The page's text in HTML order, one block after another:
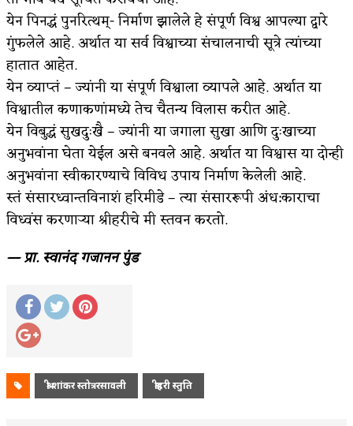
येन पिनद्धं पुनरित्थम्- निर्माण झालेले हे संपूर्ण विश्व आपल्या द्वारे
गुंफलेले आहे. अर्थात या सर्व विश्वाच्या संचालनाची सूत्रे त्यांच्या
हातात आहेत.
येन व्याप्तं – ज्यांनी या संपूर्ण विश्वाला व्यापले आहे. अर्थात या
विश्वातील कणाकणांमध्ये तेच चैतन्य विलास करीत आहे.
येन विबुद्धं सुखदुःखै – ज्यांनी या जगाला सुखा आणि दुःखाच्या
अनुभवांना घेता येईल असे बनवले आहे. अर्थात या विश्वास या दोन्ही
अनुभवांना स्वीकारण्याचे विविध उपाय निर्माण केलेली आहे.
स्तं संसारध्वान्तविनाशं हरिमीडे – त्या संसाररूपी अंध:काराचा
विध्वंस करणाऱ्या श्रीहरीचे मी स्तवन करतो.
— प्रा. स्वानंद गजानन पुंड
श्री शांकर स्तोत्ररसावली श्रीहरी स्तुति